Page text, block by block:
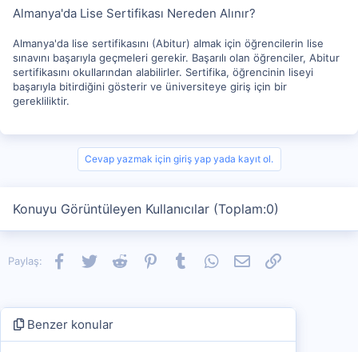
Almanya'da Lise Sertifikası Nereden Alınır?
Almanya'da lise sertifikasını (Abitur) almak için öğrencilerin lise
sınavını başarıyla geçmeleri gerekir. Başarılı olan öğrenciler, Abitur
sertifikasını okullarından alabilirler. Sertifika, öğrencinin liseyi
başarıyla bitirdiğini gösterir ve üniversiteye giriş için bir
gerekliliktir.
Cevap yazmak için giriş yap yada kayıt ol.
Konuyu Görüntüleyen Kullanıcılar (Toplam:0)
Paylaş: Facebook
TwitterReddit PinterestTumblrWhatsApp
E-postaLink
Benzer konular